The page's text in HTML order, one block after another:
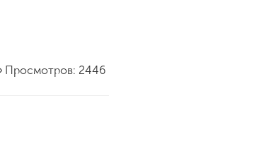
Просмотров: 2446